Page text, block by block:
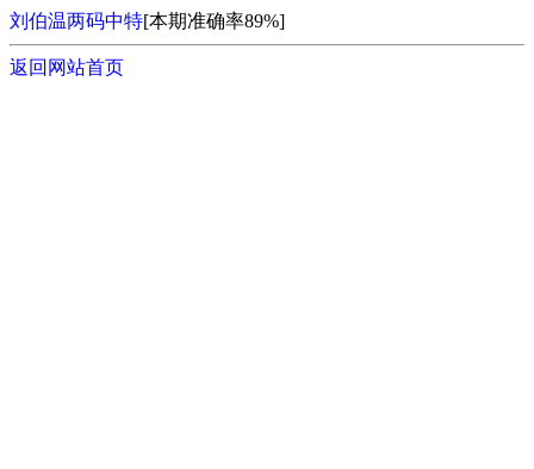
刘伯温两码中特[本期准确率89%]
返回网站首页